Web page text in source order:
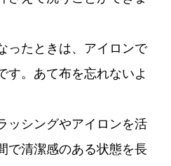
ったときは、アイロンで
す。あて布を忘れないよ
ッシングやアイロンを活
で清潔感のある状態を長